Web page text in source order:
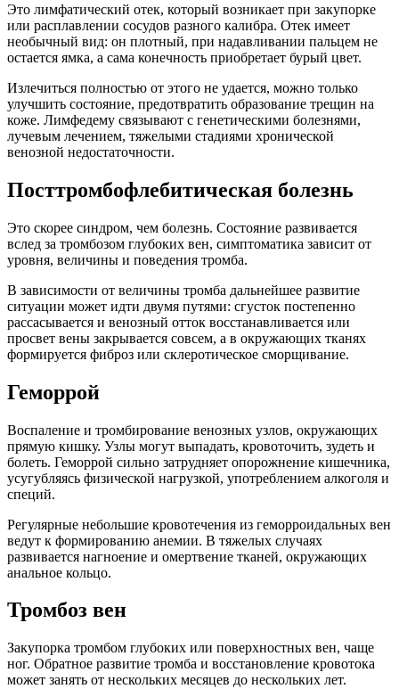
Это лимфатический отек, который возникает при закупорке
или расплавлении сосудов разного калибра. Отек имеет
необычный вид: он плотный, при надавливании пальцем не
остается ямка, а сама конечность приобретает бурый цвет.
Излечиться полностью от этого не удается, можно только
улучшить состояние, предотвратить образование трещин на
коже. Лимфедему связывают с генетическими болезнями,
лучевым лечением, тяжелыми стадиями хронической
венозной недостаточности.
Посттромбофлебитическая болезнь
Это скорее синдром, чем болезнь. Состояние развивается
вслед за тромбозом глубоких вен, симптоматика зависит от
уровня, величины и поведения тромба.
В зависимости от величины тромба дальнейшее развитие
ситуации может идти двумя путями: сгусток постепенно
рассасывается и венозный отток восстанавливается или
просвет вены закрывается совсем, а в окружающих тканях
формируется фиброз или склеротическое сморщивание.
Геморрой
Воспаление и тромбирование венозных узлов, окружающих
прямую кишку. Узлы могут выпадать, кровоточить, зудеть и
болеть. Геморрой сильно затрудняет опорожнение кишечника,
усугубляясь физической нагрузкой, употреблением алкоголя и
специй.
Регулярные небольшие кровотечения из геморроидальных вен
ведут к формированию анемии. В тяжелых случаях
развивается нагноение и омертвение тканей, окружающих
анальное кольцо.
Тромбоз вен
Закупорка тромбом глубоких или поверхностных вен, чаще
ног. Обратное развитие тромба и восстановление кровотока
может занять от нескольких месяцев до нескольких лет.